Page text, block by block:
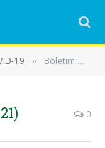
19 » Boletim COVID-19 (08/02/2021)
0